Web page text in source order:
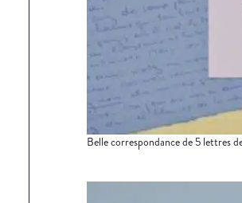
Belle correspondance de 5 lettres